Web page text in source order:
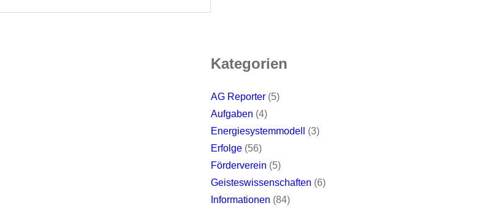
Kategorien
AG Reporter (5)
Aufgaben (4)
Energiesystemmodell
(3)
Erfolge (56)
Förderverein (5)
Geisteswissenschaften (6)
Informationen (84)